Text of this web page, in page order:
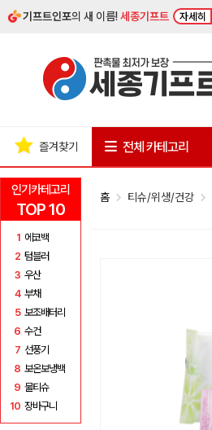
기프트인포의 새 이름!세종기프트 자세히
인기카테고리
TOP 10
1 에코백
2 텀블러
3 우산
4 부채
5 보조배터리
6 수건
7 선풍기
8 보온보냉백
9 물티슈
10 장바구니
즐겨찾기 전체 카테고리
홈 티슈/위생/건강